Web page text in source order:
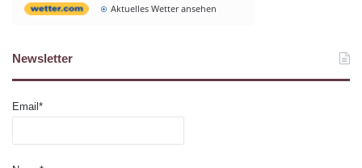
Aktuelles Wetter ansehen
Newsletter
Email*